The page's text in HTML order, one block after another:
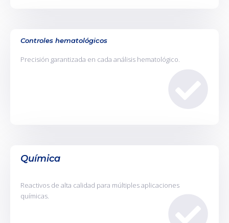
Controles hematológicos
Precisión garantizada en cada análisis hematológico.
Química
Reactivos de alta calidad para múltiples aplicaciones
químicas.